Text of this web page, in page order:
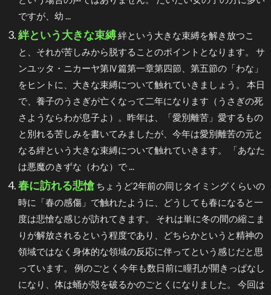
ですが、幼 ...
絆という大きな束縛絆という大きな束縛を解き放つこ
と、それが苦しみから脱することのポイントとなります。 サ
ンユッタ・ニカーヤ第Ⅳ篇第一章第四節、第五節の「わな」
をヒントに、大きな束縛について触れていきましょう。 本日
で、養子のうさぎが亡くなって二年になります（うさぎの死
さようならわが息子よ）。昨年は、「愛別離苦」愛するもの
と別れる苦しみを書いてみましたが、今年は愛別離苦の元と
なる絆という大きな束縛について触れていきます。 「あなた
は悪魔のきずな（わな）で ...
春に訪れる悲愴 ちょうど2年前の同じタイミングくらいの
時に「春の感傷」で触れたように、どうしても春になると一
度は悲愴な感じが訪れてきます。 それは単に冬の間の縮こま
りが解放されるという程度であり、どちらかというと精神の
領域ではなく身体的な領域の反応に伴ってという感じだと思
っています。 例のごとく今年も数日前に瞳孔が開きっぱなし
になり、体は蛹が殻を破るかのごとくになりました。 今回は